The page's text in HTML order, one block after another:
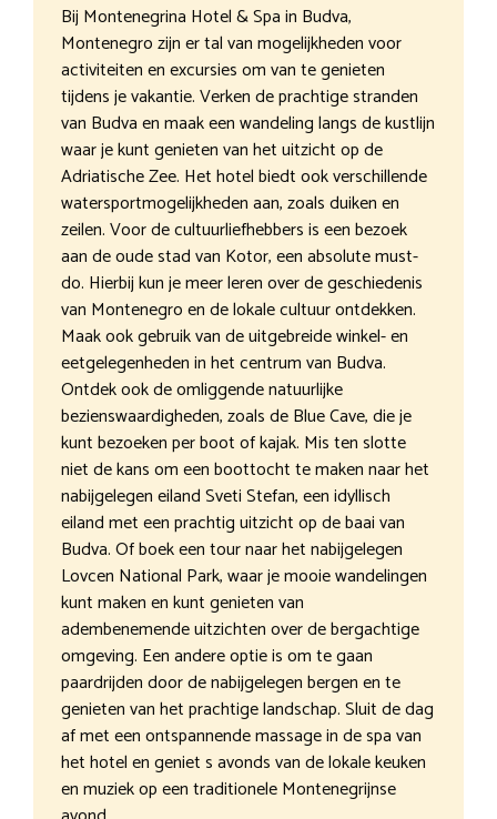
Bij Montenegrina Hotel & Spa in Budva,
Montenegro zijn er tal van mogelijkheden voor
activiteiten en excursies om van te genieten
tijdens je vakantie. Verken de prachtige stranden
van Budva en maak een wandeling langs de kustlijn
waar je kunt genieten van het uitzicht op de
Adriatische Zee. Het hotel biedt ook verschillende
watersportmogelijkheden aan, zoals duiken en
zeilen. Voor de cultuurliefhebbers is een bezoek
aan de oude stad van Kotor, een absolute must-
do. Hierbij kun je meer leren over de geschiedenis
van Montenegro en de lokale cultuur ontdekken.
Maak ook gebruik van de uitgebreide winkel- en
eetgelegenheden in het centrum van Budva.
Ontdek ook de omliggende natuurlijke
bezienswaardigheden, zoals de Blue Cave, die je
kunt bezoeken per boot of kajak. Mis ten slotte
niet de kans om een boottocht te maken naar het
nabijgelegen eiland Sveti Stefan, een idyllisch
eiland met een prachtig uitzicht op de baai van
Budva. Of boek een tour naar het nabijgelegen
Lovcen National Park, waar je mooie wandelingen
kunt maken en kunt genieten van
adembenemende uitzichten over de bergachtige
omgeving. Een andere optie is om te gaan
paardrijden door de nabijgelegen bergen en te
genieten van het prachtige landschap. Sluit de dag
af met een ontspannende massage in de spa van
het hotel en geniet s avonds van de lokale keuken
en muziek op een traditionele Montenegrijnse